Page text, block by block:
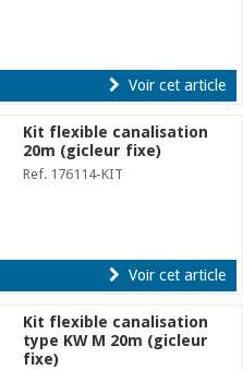
Voir cet article
Kit flexible canalisation
20m (gicleur fixe)
Ref. 176114-KIT
Voir cet article
Kit flexible canalisation
type KW M 20m (gicleur
fixe)